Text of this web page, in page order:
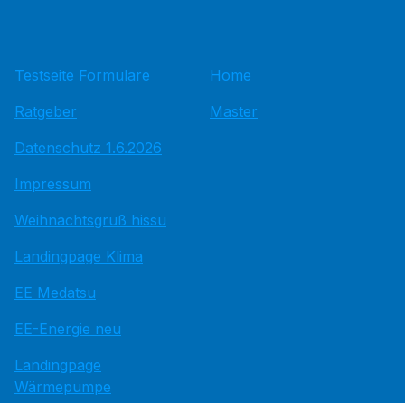
Testseite Formulare
Ratgeber
Datenschutz 1.6.2026
Impressum
Weihnachtsgruß hissu
Landingpage Klima
EE Medatsu
EE-Energie neu
Landingpage
Wärmepumpe
Home
Master